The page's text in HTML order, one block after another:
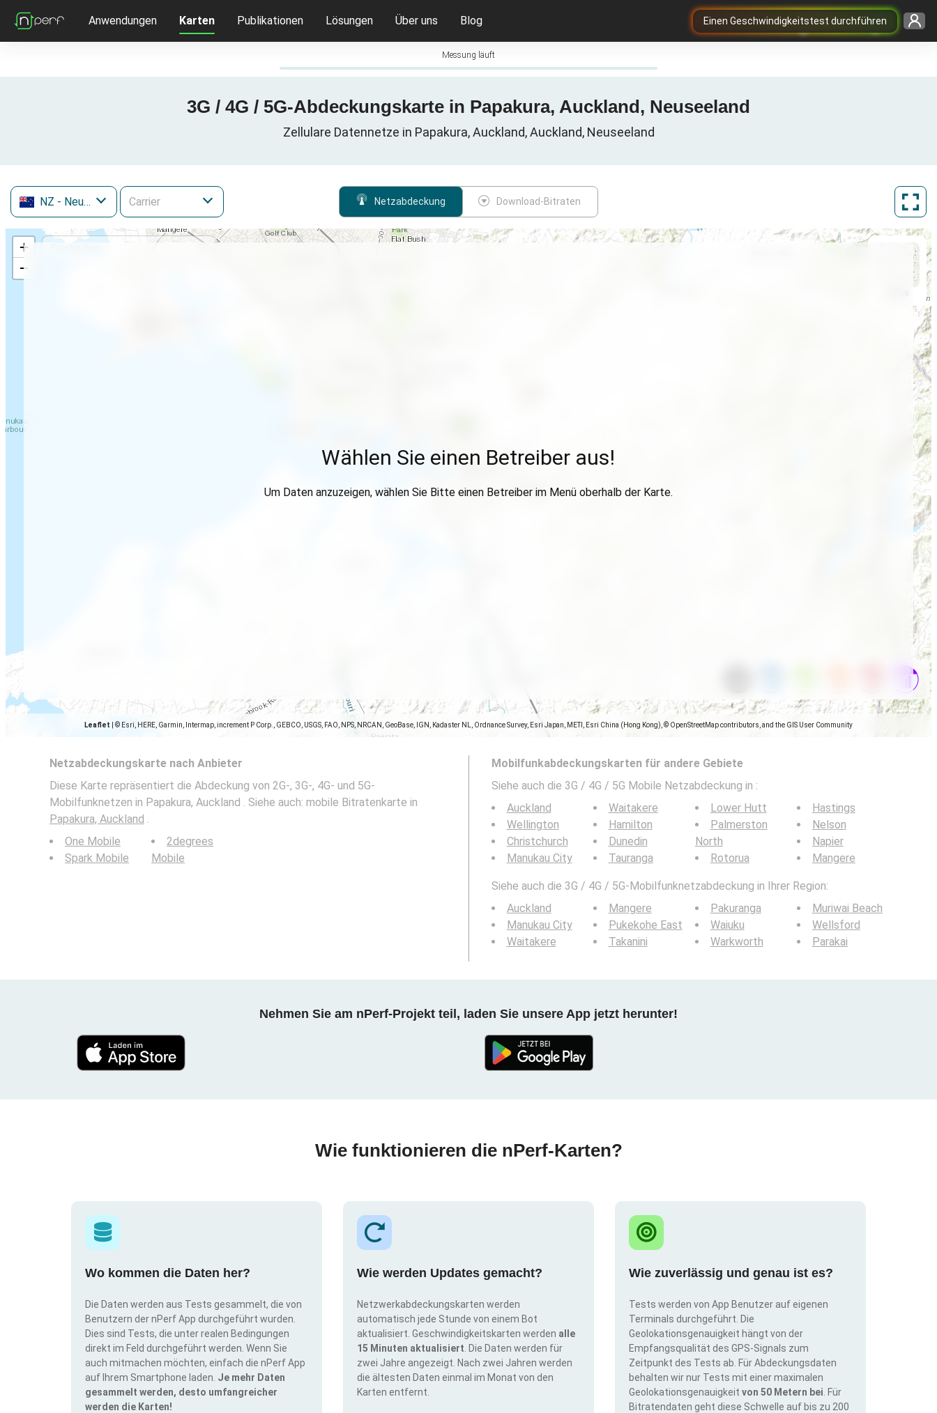
Einen Geschwindigkeitstest durchführen
Anwendungen Karten Publikationen Lösungen Über uns Blog
Messung läuft
3G / 4G / 5G-Abdeckungskarte in Papakura, Auckland, Neuseeland
Zellulare Datennetze in Papakura, Auckland, Auckland, Neuseeland
NZ - Neuseeland Netzabdeckung Download-Bitraten
+
−
Leaflet © Esri, HERE, Garmin, Intermap, increment P Corp., GEBCO, USGS, FAO, NPS, NRCAN, GeoBase, IGN, Kadaster NL, Ordnance Survey, Esri Japan, METI, Esri China (Hong Kong), © OpenStreetMap contributors, and the GIS User Community
Wählen Sie einen Betreiber aus!
Um Daten anzuzeigen, wählen Sie Bitte einen Betreiber im Menü oberhalb der Karte.
Netzabdeckungskarte nach Anbieter
Diese Karte repräsentiert die Abdeckung von 2G-, 3G-, 4G- und 5G-
Mobilfunknetzen in Papakura, Auckland . Siehe auch: mobile Bitratenkarte in
Papakura, Auckland .
One Mobile
Spark Mobile
2degrees
Mobile
Mobilfunkabdeckungskarten für andere Gebiete
Siehe auch die 3G / 4G / 5G Mobile Netzabdeckung in :
Auckland
Wellington
Christchurch
Manukau City
Waitakere
Hamilton
Dunedin
Tauranga
Lower Hutt
Palmerston
North
Rotorua
Hastings
Nelson
Napier
Mangere
Siehe auch die 3G / 4G / 5G-Mobilfunknetzabdeckung in Ihrer Region:
Auckland
Manukau City
Waitakere
Mangere
Pukekohe East
Takanini
Pakuranga
Waiuku
Warkworth
Muriwai Beach
Wellsford
Parakai
Nehmen Sie am nPerf-Projekt teil, laden Sie unsere App jetzt herunter!
Wie funktionieren die nPerf-Karten?
Wo kommen die Daten her?
Die Daten werden aus Tests gesammelt, die von
Benutzern der nPerf App durchgeführt wurden.
Dies sind Tests, die unter realen Bedingungen
direkt im Feld durchgeführt werden. Wenn Sie
auch mitmachen möchten, einfach die nPerf App
auf Ihrem Smartphone laden. Je mehr Daten
gesammelt werden, desto umfangreicher
werden die Karten!
Wie werden Updates gemacht?
Netzwerkabdeckungskarten werden
automatisch jede Stunde von einem Bot
aktualisiert. Geschwindigkeitskarten werden alle
15 Minuten aktualisiert . Die Daten werden für
zwei Jahre angezeigt. Nach zwei Jahren werden
die ältesten Daten einmal im Monat von den
Karten entfernt.
Wie zuverlässig und genau ist es?
Tests werden von App Benutzer auf eigenen
Terminals durchgeführt. Die
Geolokationsgenauigkeit hängt von der
Empfangsqualität des GPS-Signals zum
Zeitpunkt des Tests ab. Für Abdeckungsdaten
behalten wir nur Tests mit einer maximalen
Geolokationsgenauigkeit von 50 Metern bei . Für
Bitratendaten geht diese Schwelle auf bis zu 200